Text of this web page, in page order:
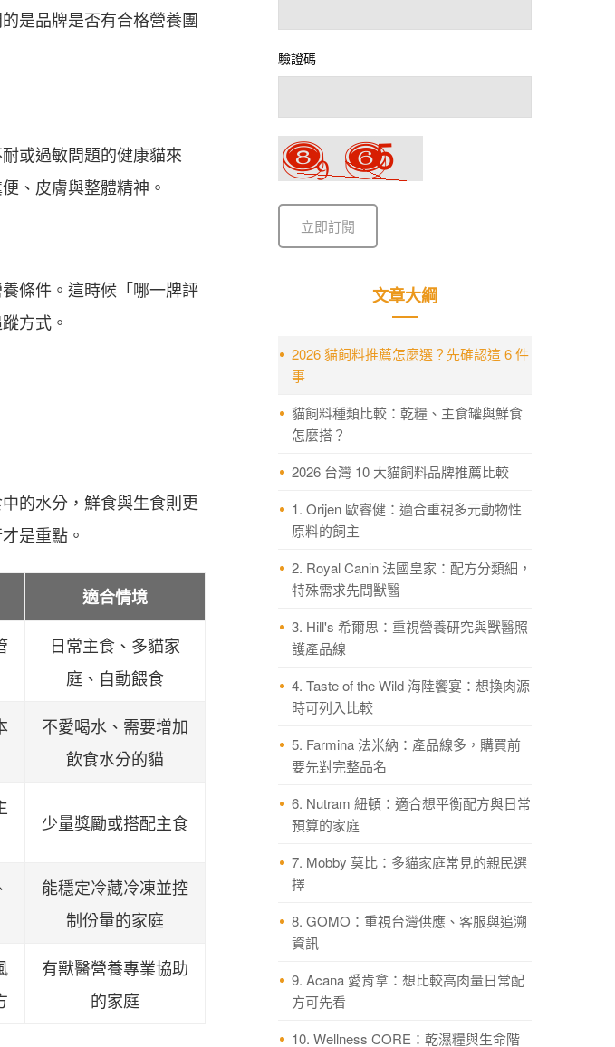
是品牌是否有合格營養團
或過敏問題的健康貓來
、皮膚與整體精神。
條件。這時候「哪一牌評
方式。
的水分，鮮食與生食則更
是重點。
適合情境
日常主食、多貓家
庭、自動餵食
不愛喝水、需要增加
飲食水分的貓
少量獎勵或搭配主食
能穩定冷藏冷凍並控
制份量的家庭
有獸醫營養專業協助
的家庭
驗證碼
立即訂閱
文章大綱
2026 貓飼料推薦怎麼選？先確認這 6 件
事
貓飼料種類比較：乾糧、主食罐與鮮食
怎麼搭？
2026 台灣 10 大貓飼料品牌推薦比較
1. Orijen 歐睿健：適合重視多元動物性
原料的飼主
2. Royal Canin 法國皇家：配方分類細，
特殊需求先問獸醫
3. Hill's 希爾思：重視營養研究與獸醫照
護產品線
4. Taste of the Wild 海陸饗宴：想換肉源
時可列入比較
5. Farmina 法米納：產品線多，購買前
要先對完整品名
6. Nutram 紐頓：適合想平衡配方與日常
預算的家庭
7. Mobby 莫比：多貓家庭常見的親民選
擇
8. GOMO：重視台灣供應、客服與追溯
資訊
9. Acana 愛肯拿：想比較高肉量日常配
方可先看
10. Wellness CORE：乾濕糧與生命階